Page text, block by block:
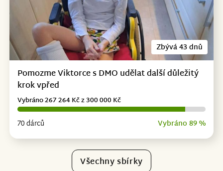
Zbývá 43 dnů
Pomozme Viktorce s DMO udělat další důležitý
krok vpřed
70 dárců Vybráno 89 %
Vybráno 267 264 Kč z 300 000 Kč
Všechny sbírky